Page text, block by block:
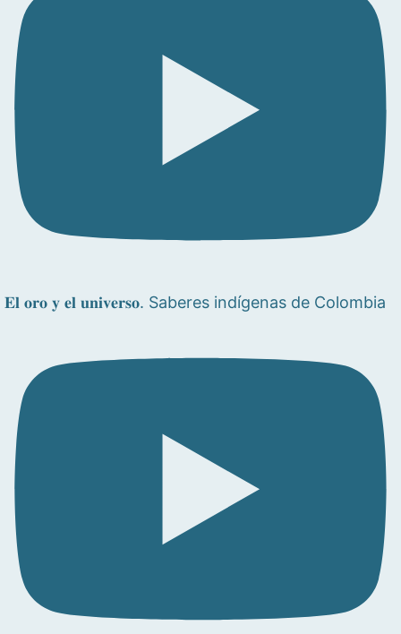
𝐄𝐥 𝐨𝐫𝐨 𝐲 𝐞𝐥 𝐮𝐧𝐢𝐯𝐞𝐫𝐬𝐨. Saberes indígenas de Colombia